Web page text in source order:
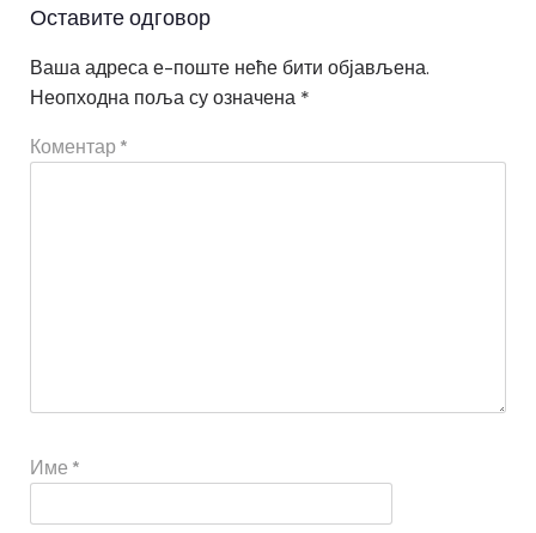
Оставите одговор
Ваша адреса е-поште неће бити објављена.
Неопходна поља су означена *
Коментар *
Име *